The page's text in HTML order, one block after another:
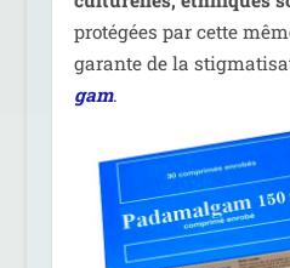
pro­té­gées par cette
garante de la
gam.